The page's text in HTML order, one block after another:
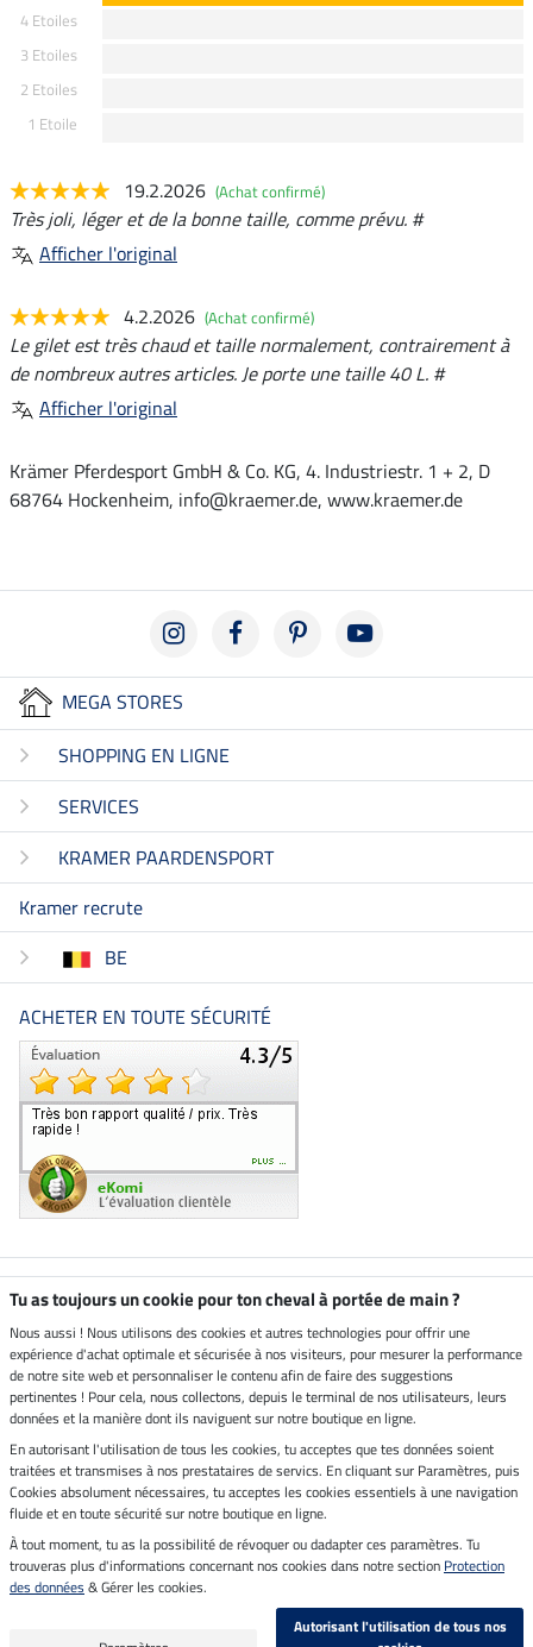
4 Etoiles
3 Etoiles
2 Etoiles
1 Etoile
19.2.2026 (Achat confirmé)
Très joli, léger et de la bonne taille, comme prévu. #
Afficher l'original
4.2.2026 (Achat confirmé)
Le gilet est très chaud et taille normalement, contrairement à
de nombreux autres articles. Je porte une taille 40 L. #
Afficher l'original
Krämer Pferdesport GmbH & Co. KG, 4. Industriestr. 1 + 2, D
68764 Hockenheim, info@kraemer.de, www.kraemer.de
MEGA STORES
SHOPPING EN LIGNE
SERVICES
KRAMER PAARDENSPORT
Kramer recrute
BE
ACHETER EN TOUTE SÉCURITÉ
Boutique climatiquement
Livraison par
Paiement sécurisé
Mentions légales
Dernière actualisation le 07.08.2026 à 14:39
Tu as toujours un cookie pour ton cheval à portée de main ?
Nous aussi ! Nous utilisons des cookies et autres technologies pour offrir une
expérience d'achat optimale et sécurisée à nos visiteurs, pour mesurer la performance
de notre site web et personnaliser le contenu afin de faire des suggestions
pertinentes ! Pour cela, nous collectons, depuis le terminal de nos utilisateurs, leurs
données et la manière dont ils naviguent sur notre boutique en ligne.
En autorisant l'utilisation de tous les cookies, tu acceptes que tes données soient
traitées et transmises à nos prestataires de servics. En cliquant sur Paramètres, puis
Cookies absolument nécessaires, tu acceptes les cookies essentiels à une navigation
fluide et en toute sécurité sur notre boutique en ligne.
À tout moment, tu as la possibilité de révoquer ou dadapter ces paramètres. Tu
trouveras plus d'informations concernant nos cookies dans notre section Protection
des données & Gérer les cookies.
Autorisant l'utilisation de tous nos